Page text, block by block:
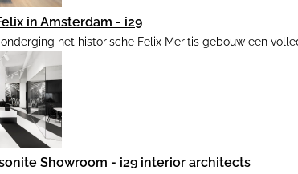
in Amsterdam - i29
het historische Felix Meritis gebouw een
Showroom - i29 interior architects